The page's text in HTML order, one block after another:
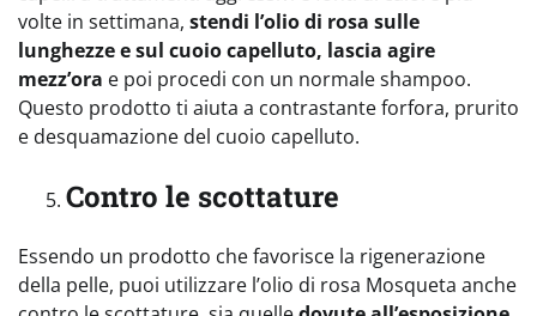
volte in settimana, stendi l’olio di rosa sulle
lunghezze e sul cuoio capelluto, lascia agire
mezz’ora e poi procedi con un normale shampoo.
Questo prodotto ti aiuta a contrastante forfora, prurito
e desquamazione del cuoio capelluto.
Contro le scottature
Essendo un prodotto che favorisce la rigenerazione
della pelle, puoi utilizzare l’olio di rosa Mosqueta anche